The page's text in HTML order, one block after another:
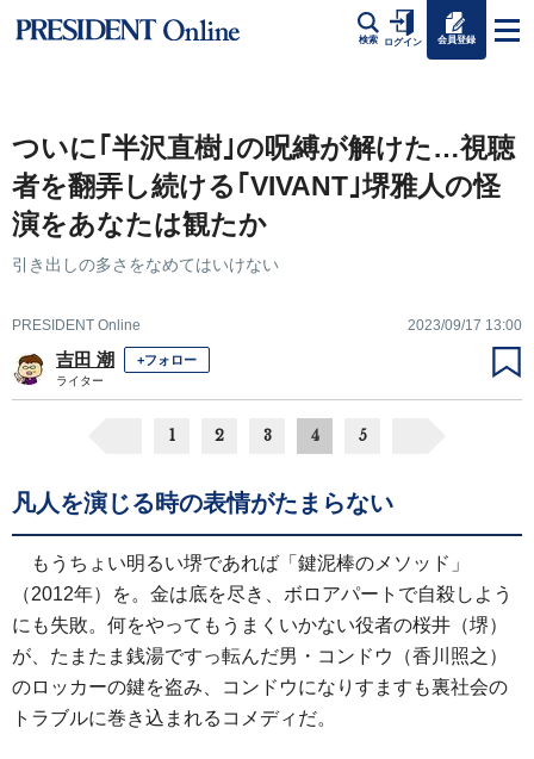
検索 ログイン 会員登録
ついに｢半沢直樹｣の呪縛が解けた…視聴
者を翻弄し続ける｢VIVANT｣堺雅人の怪
演をあなたは観たか
引き出しの多さをなめてはいけない
PRESIDENT Online 2023/09/17 13:00
吉田 潮 +フォロー
ライター
1 2 3 4 5
凡人を演じる時の表情がたまらない
もうちょい明るい堺であれば「鍵泥棒のメソッド」
（2012年）を。金は底を尽き、ボロアパートで自殺しよう
にも失敗。何をやってもうまくいかない役者の桜井（堺）
が、たまたま銭湯ですっ転んだ男・コンドウ（香川照之）
のロッカーの鍵を盗み、コンドウになりすますも裏社会の
トラブルに巻き込まれるコメディだ。